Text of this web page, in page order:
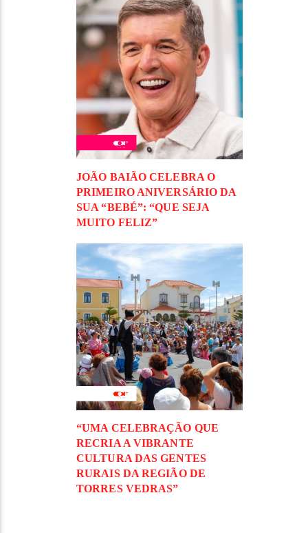
JOÃO BAIÃO CELEBRA O
PRIMEIRO ANIVERSÁRIO DA
SUA “BEBÉ”: “QUE SEJA
MUITO FELIZ”
“UMA CELEBRAÇÃO QUE
RECRIA A VIBRANTE
CULTURA DAS GENTES
RURAIS DA REGIÃO DE
TORRES VEDRAS”